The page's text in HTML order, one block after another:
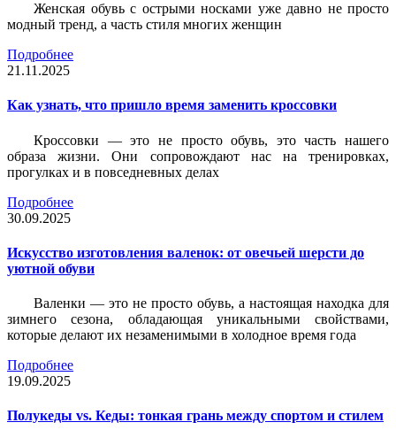
Женская обувь с острыми носками уже давно не просто
модный тренд, а часть стиля многих женщин
Подробнее
21.11.2025
Как узнать, что пришло время заменить кроссовки
Кроссовки — это не просто обувь, это часть нашего
образа жизни. Они сопровождают нас на тренировках,
прогулках и в повседневных делах
Подробнее
30.09.2025
Искусство изготовления валенок: от овечьей шерсти до
уютной обуви
Валенки — это не просто обувь, а настоящая находка для
зимнего сезона, обладающая уникальными свойствами,
которые делают их незаменимыми в холодное время года
Подробнее
19.09.2025
Полукеды vs. Кеды: тонкая грань между спортом и стилем